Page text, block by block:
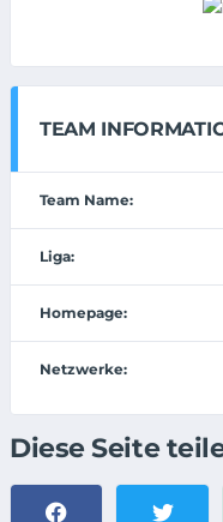
TEAM
Team Name:
Liga:
Homepage:
Netzwerke:
Diese Seite